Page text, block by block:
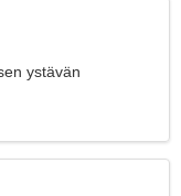
ystävän